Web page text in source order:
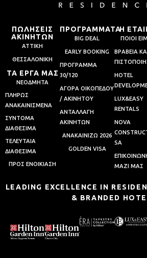
ΠΩΛΗΣΕΙΣ
ΑΚΙΝΗΤΩΝ
ΑΤΤΙΚΗ
ΘΕΣΣΑΛΟΝΙΚΗ
ΤΑ ΕΡΓΑ ΜΑΣ
ΝΕΟΔΜΗΤΑ
ΠΛΗΡΩΣ
ΑΝΑΚΑΙΝΙΣΜΕΝΑ
ΣΥΝΤΟΜΑ
ΔΙΑΘΕΣΙΜΑ
ΤΕΛΕΥΤΑΙΑ
ΔΙΑΘΕΣΙΜΑ
ΠΡΟΣ ΕΝΟΙΚΙΑΣΗ
ΠΡΟΓΡΑΜΜΑΤΑ
BIG DEAL
EARLY BOOKING
ΠΡΟΓΡΑΜΜΑ
30/120
ΑΓΟΡΑ ΟΙΚΟΠΕΔΟΥ
/ ΑΚΙΝΗΤΟΥ
AΝΤΑΛΛΑΓΗ
AΚΙΝΗΤΩΝ
ΑΝΑΚΑΙΝΙΖΩ 2026
GOLDEN VISA
Η
ΠΟΙΟΙ
ΒΡΑΒΕΙΑ
HOTEL
LUX&EASY
RENTALS
NOVA
SA
ΜΑΖΙ ΜΑΣ
LEADING EXCELLENCE IN
& BRANDED